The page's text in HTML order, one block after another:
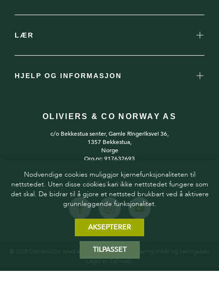
LÆR
HJELP OG INFORMASJON
OLIVIERS & CO NORWAY AS
c/o Bekkestua senter, Gamle Ringeriksvei 36,
1357 Bekkestua,
Norge
Org.nr: 917632693
FØLG OSS
© 2025 Oliviers&Co. Med enerett.Personvernerklæring Vilkår og betingelser
Laget avCalliweb.
Nødvendige cookies muliggjør kjernefunksjonaliteten til
nettstedet. Uten disse cookies kan ikke nettstedet fungere som
det skal. De bidrar til å gjøre et nettsted brukbart ved å aktivere
grunnleggende funksjonalitet.
AKSEPTERER
TILPASSET